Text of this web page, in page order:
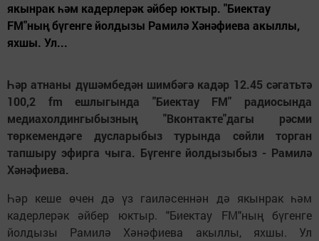
якынрак һәм кадерлерәк әйбер юктыр. "Биектау
FM"ның бүгенге йолдызы Рамилә Хәнәфиева акыллы,
яхшы. Ул...
Һәр атнаны дүшәмбедән шимбәгә кадәр 12.45 сәгатьтә
100,2 fm ешлыгында "Биектау FM" радиосында
медиахолдингыбызның "Вконтакте"дагы рәсми
төркемендәге дусларыбыз турында сөйли торган
тапшыру эфирга чыга. Бүгенге йолдызыбыз - Рамилә
Хәнәфиева.
Һәр кеше өчен дә үз гаиләсеннән дә якынрак һәм
кадерлерәк әйбер юктыр. "Биектау FM"ның бүгенге
йолдызы Рамилә Хәнәфиева акыллы, яхшы. Ул